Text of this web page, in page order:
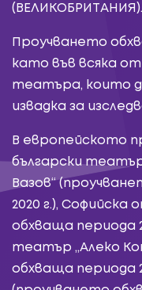
(ВЕЛИКОБРИТАНИЯ).
Проучването
като във всяка от
театъра, които
извадка за
В европейското
български
Вазов“
2020 г.),
обхваща периода
театър „Алеко
обхваща периода